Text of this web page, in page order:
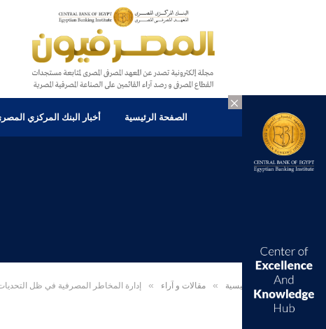
×
الصفحة الرئيسية أخبار البنك المركزي
الرئيسية » مقالات و آراء » إدارة المخاطر المصرفية في ظل التحديات